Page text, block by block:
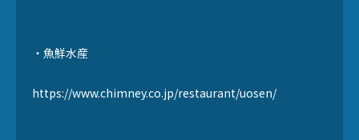
・魚鮮水産
https://www.chimney.co.jp/restaurant/uosen/